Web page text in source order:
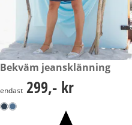
299,- kr
Bekväm jeansklänning
299,- kr
endast 299,- kr